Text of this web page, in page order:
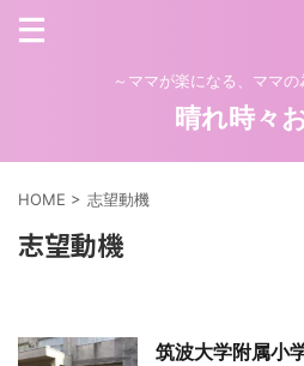
～ママが楽になる、ママ
晴れ時々
HOME > 志望動機
志望動機
筑波大学附属